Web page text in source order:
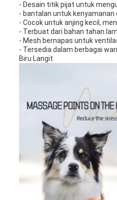
- Desain titik pijat untuk
- bantalan untuk kenyamanan
- Cocok untuk anjing kecil,
- Terbuat dari bahan tahan
- Mesh bernapas untuk
- Tersedia dalam berbagai
Biru Langit